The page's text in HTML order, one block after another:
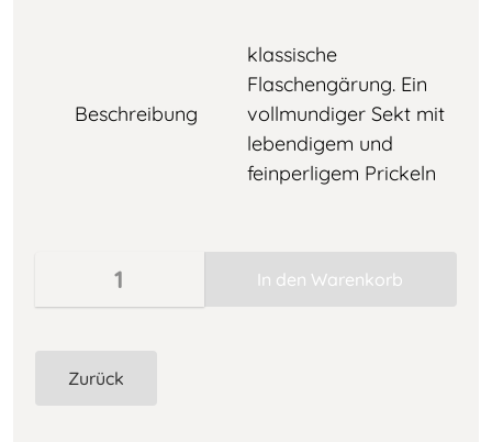
Beschreibung
klassische
Flaschengärung. Ein
vollmundiger Sekt mit
lebendigem und
feinperligem Prickeln
Zurück